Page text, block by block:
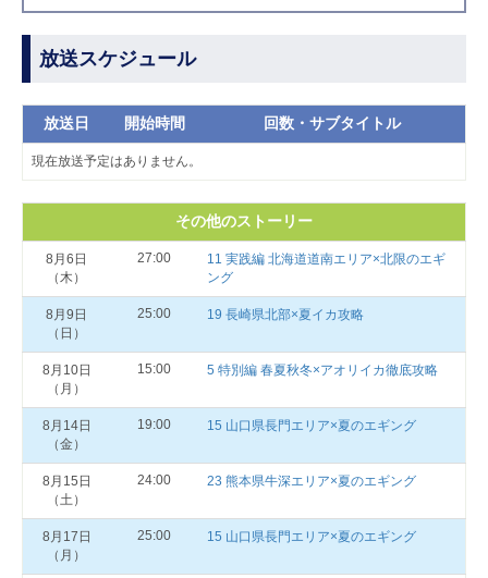
放送スケジュール
放送日 開始時間 回数・サブタイトル
現在放送予定はありません。
その他のストーリー
8月6日
（木）
27:00
11 実践編 北海道道南エリア×北限のエギ
ング
8月9日
（日）
25:00 19 長崎県北部×夏イカ攻略
8月10日
（月）
15:00 5 特別編 春夏秋冬×アオリイカ徹底攻略
8月14日
（金）
19:00 15 山口県長門エリア×夏のエギング
8月15日
（土）
24:00 23 熊本県牛深エリア×夏のエギング
8月17日
（月）
25:00 15 山口県長門エリア×夏のエギング